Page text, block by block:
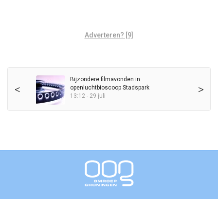
Adverteren? [9]
< >
Bijzondere filmavonden in
openluchtbioscoop Stadspark
13:12 - 29 juli